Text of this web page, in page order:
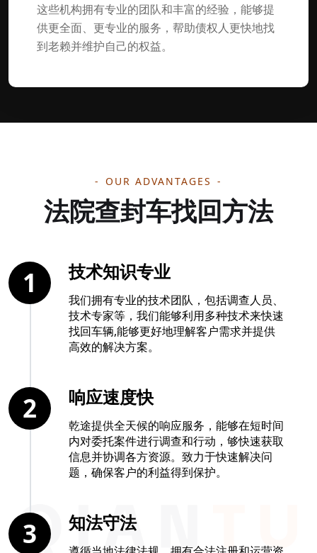
这些机构拥有专业的团队和丰富的经验，能够提
供更全面、更专业的服务，帮助债权人更快地找
到老赖并维护自己的权益。
OUR ADVANTAGES
法院查封车找回方法
技术知识专业
我们拥有专业的技术团队，包括调查人员、
技术专家等，我们能够利用多种技术来快速
找回车辆,能够更好地理解客户需求并提供
高效的解决方案。
1
响应速度快
乾途提供全天候的响应服务，能够在短时间
内对委托案件进行调查和行动，够快速获取
信息并协调各方资源。致力于快速解决问
题，确保客户的利益得到保护。
2
知法守法
3